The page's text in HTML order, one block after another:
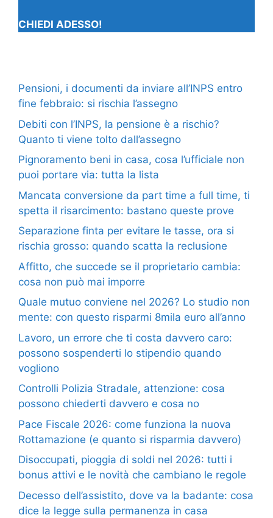
CHIEDI ADESSO!
Pensioni, i documenti da inviare all’INPS entro
fine febbraio: si rischia l’assegno
Debiti con l’INPS, la pensione è a rischio?
Quanto ti viene tolto dall’assegno
Pignoramento beni in casa, cosa l’ufficiale non
puoi portare via: tutta la lista
Mancata conversione da part time a full time, ti
spetta il risarcimento: bastano queste prove
Separazione finta per evitare le tasse, ora si
rischia grosso: quando scatta la reclusione
Affitto, che succede se il proprietario cambia:
cosa non può mai imporre
Quale mutuo conviene nel 2026? Lo studio non
mente: con questo risparmi 8mila euro all’anno
Lavoro, un errore che ti costa davvero caro:
possono sospenderti lo stipendio quando
vogliono
Controlli Polizia Stradale, attenzione: cosa
possono chiederti davvero e cosa no
Pace Fiscale 2026: come funziona la nuova
Rottamazione (e quanto si risparmia davvero)
Disoccupati, pioggia di soldi nel 2026: tutti i
bonus attivi e le novità che cambiano le regole
Decesso dell’assistito, dove va la badante: cosa
dice la legge sulla permanenza in casa